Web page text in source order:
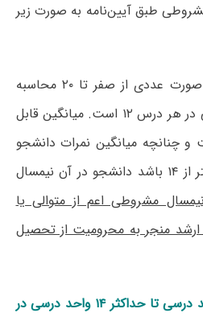
طبق آیین‌نامه به صورت زیر
نمره ارزشیابی هر درس به صورت عددی از صفر تا ۲۰ محاسبه
می‌شود و حداقل نمره قبولی در هر درس ۱۲ است. میانگین قابل
و چنانچه میانگین نمرات دانشجو
در هر نیمسال تحصیلی کمتر از ۱۴ باشد دانشجو در آن نیمسال
مشروطی اعم از متوالی یا
ارشد منجر به محرومیت از تحصیل
همچنین اخذ حداقل ۸ واحد درسی تا حداکثر ۱۴ واحد درسی در